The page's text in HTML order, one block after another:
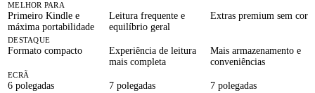
MELHOR PARA
Primeiro Kindle e
máxima portabilidade
Leitura frequente e
equilíbrio geral
Extras premium sem cor
DESTAQUE
Formato compacto
Experiência de leitura
mais completa
Mais armazenamento e
conveniências
ECRÃ
6 polegadas 7 polegadas 7 polegadas